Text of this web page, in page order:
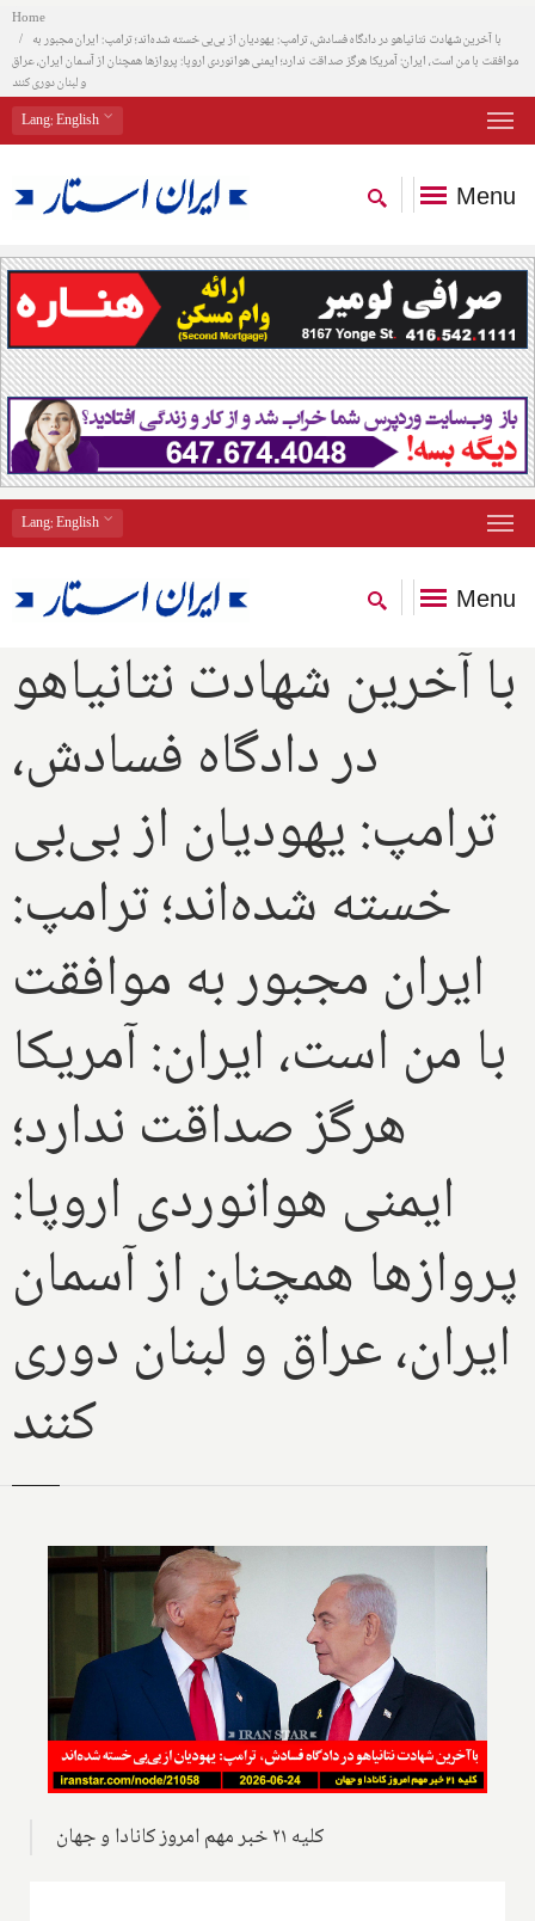
Home
با آخرین شهادت نتانیاهو در دادگاه فسادش، ترامپ: یهودیان از بی‌بی خسته شده‌اند؛ ترامپ: ایران مجبور به
موافقت با من است، ایران: آمریکا هرگز صداقت ندارد؛ ایمنی هوانوردی اروپا: پروازها همچنان از آسمان ایران، عراق
و لبنان دوری کنند
Lang: English
Menu
Lang: English
Menu
با آخرین شهادت نتانیاهو
در دادگاه فسادش،
ترامپ: یهودیان از بی‌بی
خسته شده‌اند؛ ترامپ:
ایران مجبور به موافقت
با من است، ایران: آمریکا
هرگز صداقت ندارد؛
ایمنی هوانوردی اروپا:
پروازها همچنان از آسمان
ایران، عراق و لبنان دوری
کنند
کلیه ۲۱ خبر مهم امروز کانادا و جهان